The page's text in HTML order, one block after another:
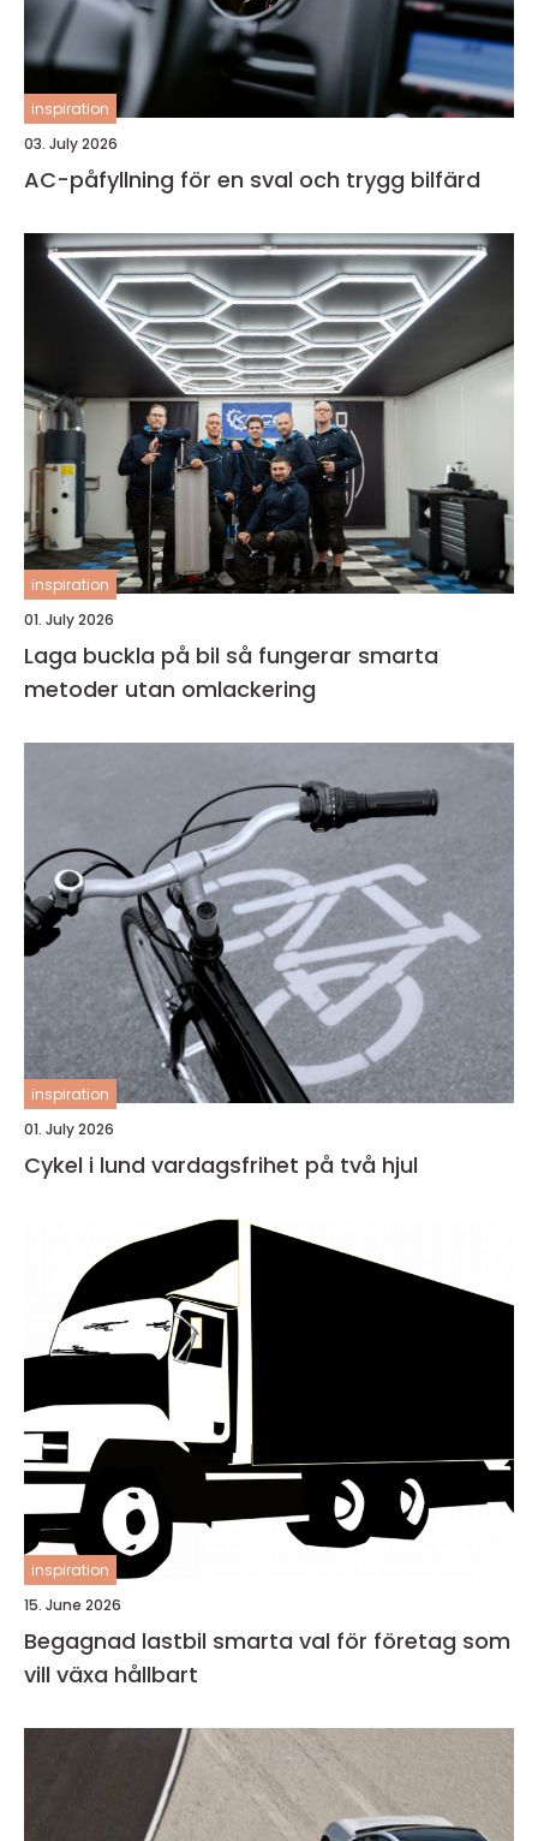
inspiration
03. July 2026
AC-påfyllning för en sval och trygg bilfärd
inspiration
01. July 2026
Laga buckla på bil så fungerar smarta
metoder utan omlackering
inspiration
01. July 2026
Cykel i lund vardagsfrihet på två hjul
inspiration
15. June 2026
Begagnad lastbil smarta val för företag som
vill växa hållbart